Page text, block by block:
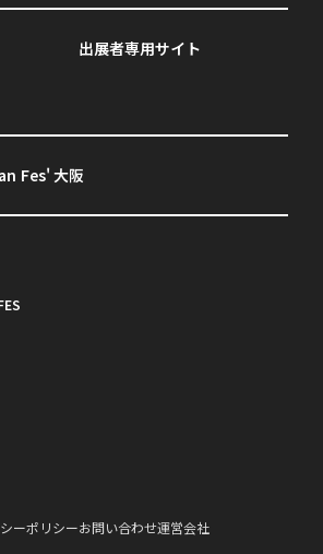
出展者専用サイト
Fes' 大阪
ーポリシーお問い合わせ運営会社